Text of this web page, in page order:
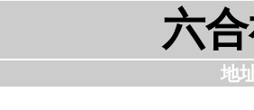
六
地